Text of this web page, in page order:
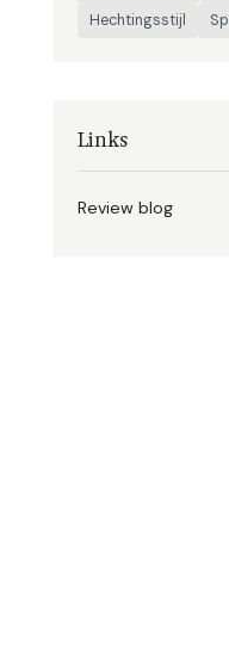
Hechtingsstijl
Links
Review blog